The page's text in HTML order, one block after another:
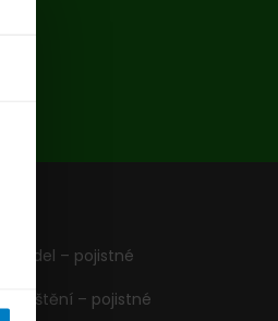
vozidel – pojistné
pojištění – pojistné